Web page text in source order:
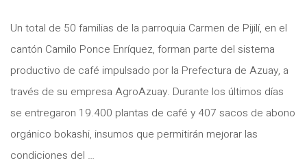
Un total de 50 familias de la parroquia Carmen de Pijilí, en el
cantón Camilo Ponce Enríquez, forman parte del sistema
productivo de café impulsado por la Prefectura de Azuay, a
través de su empresa AgroAzuay. Durante los últimos días
se entregaron 19.400 plantas de café y 407 sacos de abono
orgánico bokashi, insumos que permitirán mejorar las
condiciones del …